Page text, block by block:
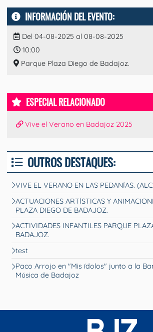
INFORMACIÓN DEL EVENTO:
Del 04-08-2025 al 08-08-2025
10:00
Parque Plaza Diego de Badajoz.
ESPECIAL RELACIONADO
Vive el Verano en Badajoz 2025
OUTROS DESTAQUES:
VIVE EL VERANO EN LAS PEDANÍAS.
ACTUACIONES ARTÍSTICAS Y
PLAZA DIEGO DE BADAJOZ.
ACTIVIDADES INFANTILES PARQUE
BADAJOZ.
test
Paco Arrojo en "Mis ídolos" junto a la
Música de Badajoz